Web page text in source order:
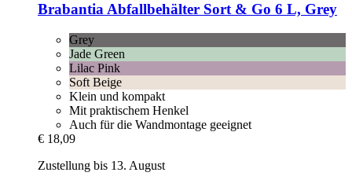
Brabantia Abfallbehälter Sort & Go 6 L, Grey
Grey
Jade Green
Lilac Pink
Soft Beige
Klein und kompakt
Mit praktischem Henkel
Auch für die Wandmontage geeignet
€ 18,09
Zustellung bis 13. August